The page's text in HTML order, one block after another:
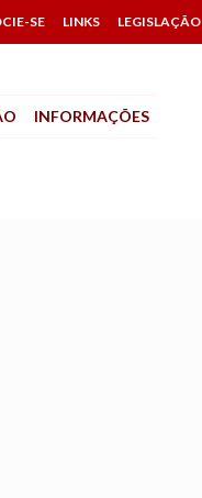
SE LINKS LEGISLAÇÃO
INFORMAÇÕES